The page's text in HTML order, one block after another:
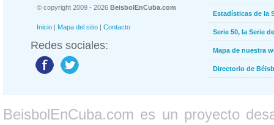
© copyright 2009 - 2026 BeisbolEnCuba.com
Inicio | Mapa del sitio | Contacto
Redes sociales:
Estadísticas de la
Serie 50, la Serie
Mapa de nuestra
Directorio de
BeisbolEnCuba.com es un proyecto